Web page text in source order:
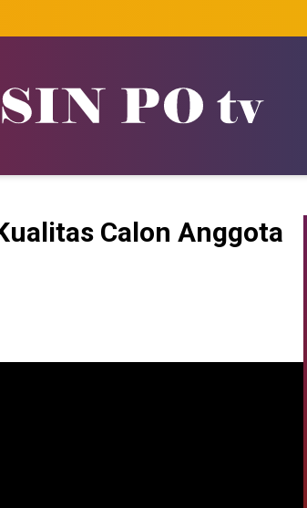
Calon Anggota